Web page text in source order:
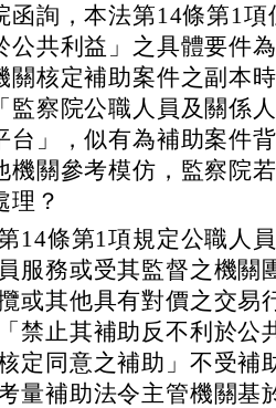
函詢，本法第14條第1
公共利益」之具體要件
關核定補助案件之副本
監察院公職人員及關係
台」，似有為補助案件
機關參考模仿，監察院
理？
14條第1項規定公職人
服務或受其監督之機關
或其他具有對價之交易
禁止其補助反不利於公
定同意之補助」不受補
量補助法令主管機關基